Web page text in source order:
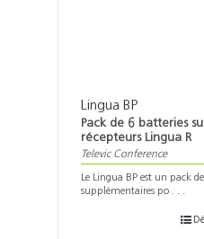
Lingua BP
Pack de 6 batteries
récepteurs Lingua R
Televic Conference
Le Lingua BP est un pack
supplémentaires po . . .